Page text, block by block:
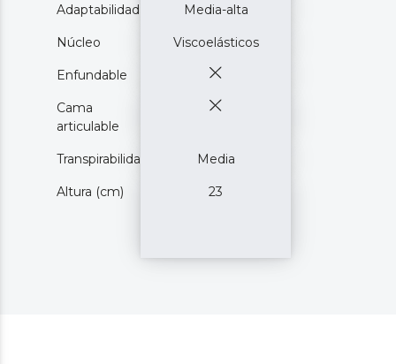
Adaptabilidad Media-alta
Núcleo Viscoelásticos
Enfundable
Cama
articulable
Transpirabilidad Media
Altura (cm) 23